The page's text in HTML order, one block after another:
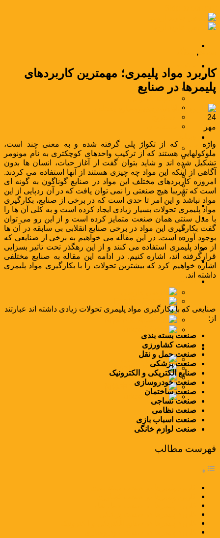
صفحه اصلی
محصولات
وکس پلی اتیلن
صنعت بسته‌بندی
صنعت نساجی
صنعت خودرو
صنعت راه و ساختمان
صنعت سیم و کابل
صنعت لوازم خانگی
مواد بازرگانی
اخبار و مقالات
اخبار
مقالات
کاتالوگ
تماس با ما
العربية
فارسی
فارسی
العربية
简体中文
,
کاربرد مواد پلیمری؛ مهمترین کاربردهای
پلیمرها در صنایع
24
مهر
واژه
که از تکواژ پلی گرفته شده و به معنی چند است،
ملوکولهایی هستند که از ترکیب واحدهای کوچکتری به نام مونومر
تشکیل شده اند و شاید بتوان گفت از آغاز حیات، انسان ها بدون
آگاهی از اینکه این مواد چه چیزی هستند از آنها استفاده می کردند.
امروزه کاربردهای مختلف این مواد در صنایع گوناگون به گونه ای
است که تقریبا هیچ صنعتی را نمی توان یافت که در آن ردپایی از این
مواد نباشد و این امر تا حدی است که در برخی از صنایع، بکارگیری
مواد پلیمری تحولات بسیار زیادی ایجاد کرده است و به کلی آن ها را
با مدل سنتی همان صنعت متمایز کرده است و از این رو می توان
گفت بکارگیری این مواد در برخی صنایع انقلابی بی سابقه در آن ها
بوجود آورده است. در این مقاله می خواهیم به برخی از صنایعی که
از مواد پلیمری استفاده می کنند و از این رهگذر تحت تاثیر بسزایی
قرارگرفته اند، اشاره کنیم. در ادامه این مقاله به صنایع مختلفی
اشاره خواهیم کرد که بیشترین تحولات را با بکارگیری مواد پلیمری
داشته اند.
صنایعی که با بکارگیری مواد پلیمری تحولات زیادی داشته اند عبارتند
از:
صنعت بسته بندی
صنعت کشاورزی
صنعت حمل و نقل
صنعت پزشکی
صنایع الکتریکی و الکترونیک
صنعت خودروسازی
صنعت ساختمان
صنعت نساجی
صنعت نظامی
صنعت اسباب بازی
صنعت لوازم خانگی
فهرست مطالب